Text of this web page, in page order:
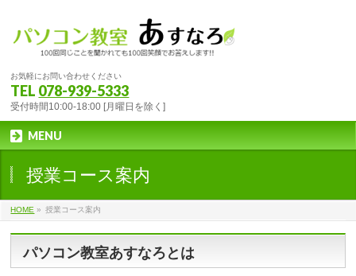
お気軽にお問い合わせください
TEL 078-939-5333
受付時間10:00-18:00 [月曜日を除く]
MENU
授業コース案内
HOME » 授業コース案内
パソコン教室あすなろとは